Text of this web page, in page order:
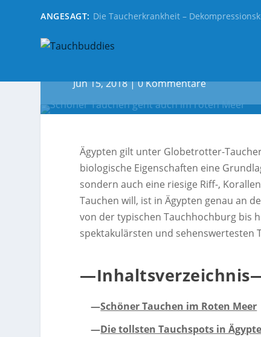
ANGESAGT: Die Taucherkrankheit –
Schöner Tauchen:
Jun 15, 2018|0 Kommentare
Ägypten gilt unter Globetrotter-
biologische Eigenschaften eine
sondern auch eine riesige Riff-,
Tauchen will, ist in Ägypten genau an
von der typischen Tauchhochburg bis
spektakulärsten und sehenswertesten
—Schöner Tauchen im Roten Meer
—Die tollsten Tauchspots in